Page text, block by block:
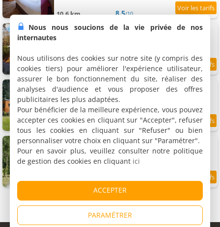
10.6 km 8.5/10
Villa Terlanen
10.7 km 9 /10
Joly Tiny House
Chalet, 2 personnes
10.9 km 9.6
B & B la Ferme de l'hosté
10 chambres (total 37 personnes)
11.1 km 8.4/10
Nous nous soucions de la vie privée de nos
internautes
Nous utilisons des cookies sur notre site (y compris des
cookies tiers) pour améliorer l'expérience utilisateur,
assurer le bon fonctionnement du site, réaliser des
analyses d'audience et vous proposer des offres
publicitaires les plus adaptées.
Pour bénéficier de la meilleure expérience, vous pouvez
accepter ces cookies en cliquant sur "Accepter", refuser
tous les cookies en cliquant sur "Refuser" ou bien
personnaliser votre choix en cliquant sur "Paramétrer".
Pour en savoir plus, veuillez consulter notre politique
de gestion des cookies en cliquant ici
ACCEPTER
PARAMÉTRER